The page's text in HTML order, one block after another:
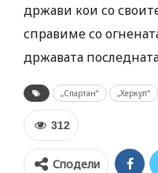
држави кои со
справиме со
државата
„Спартан“ „Херкул“
312
Сподели